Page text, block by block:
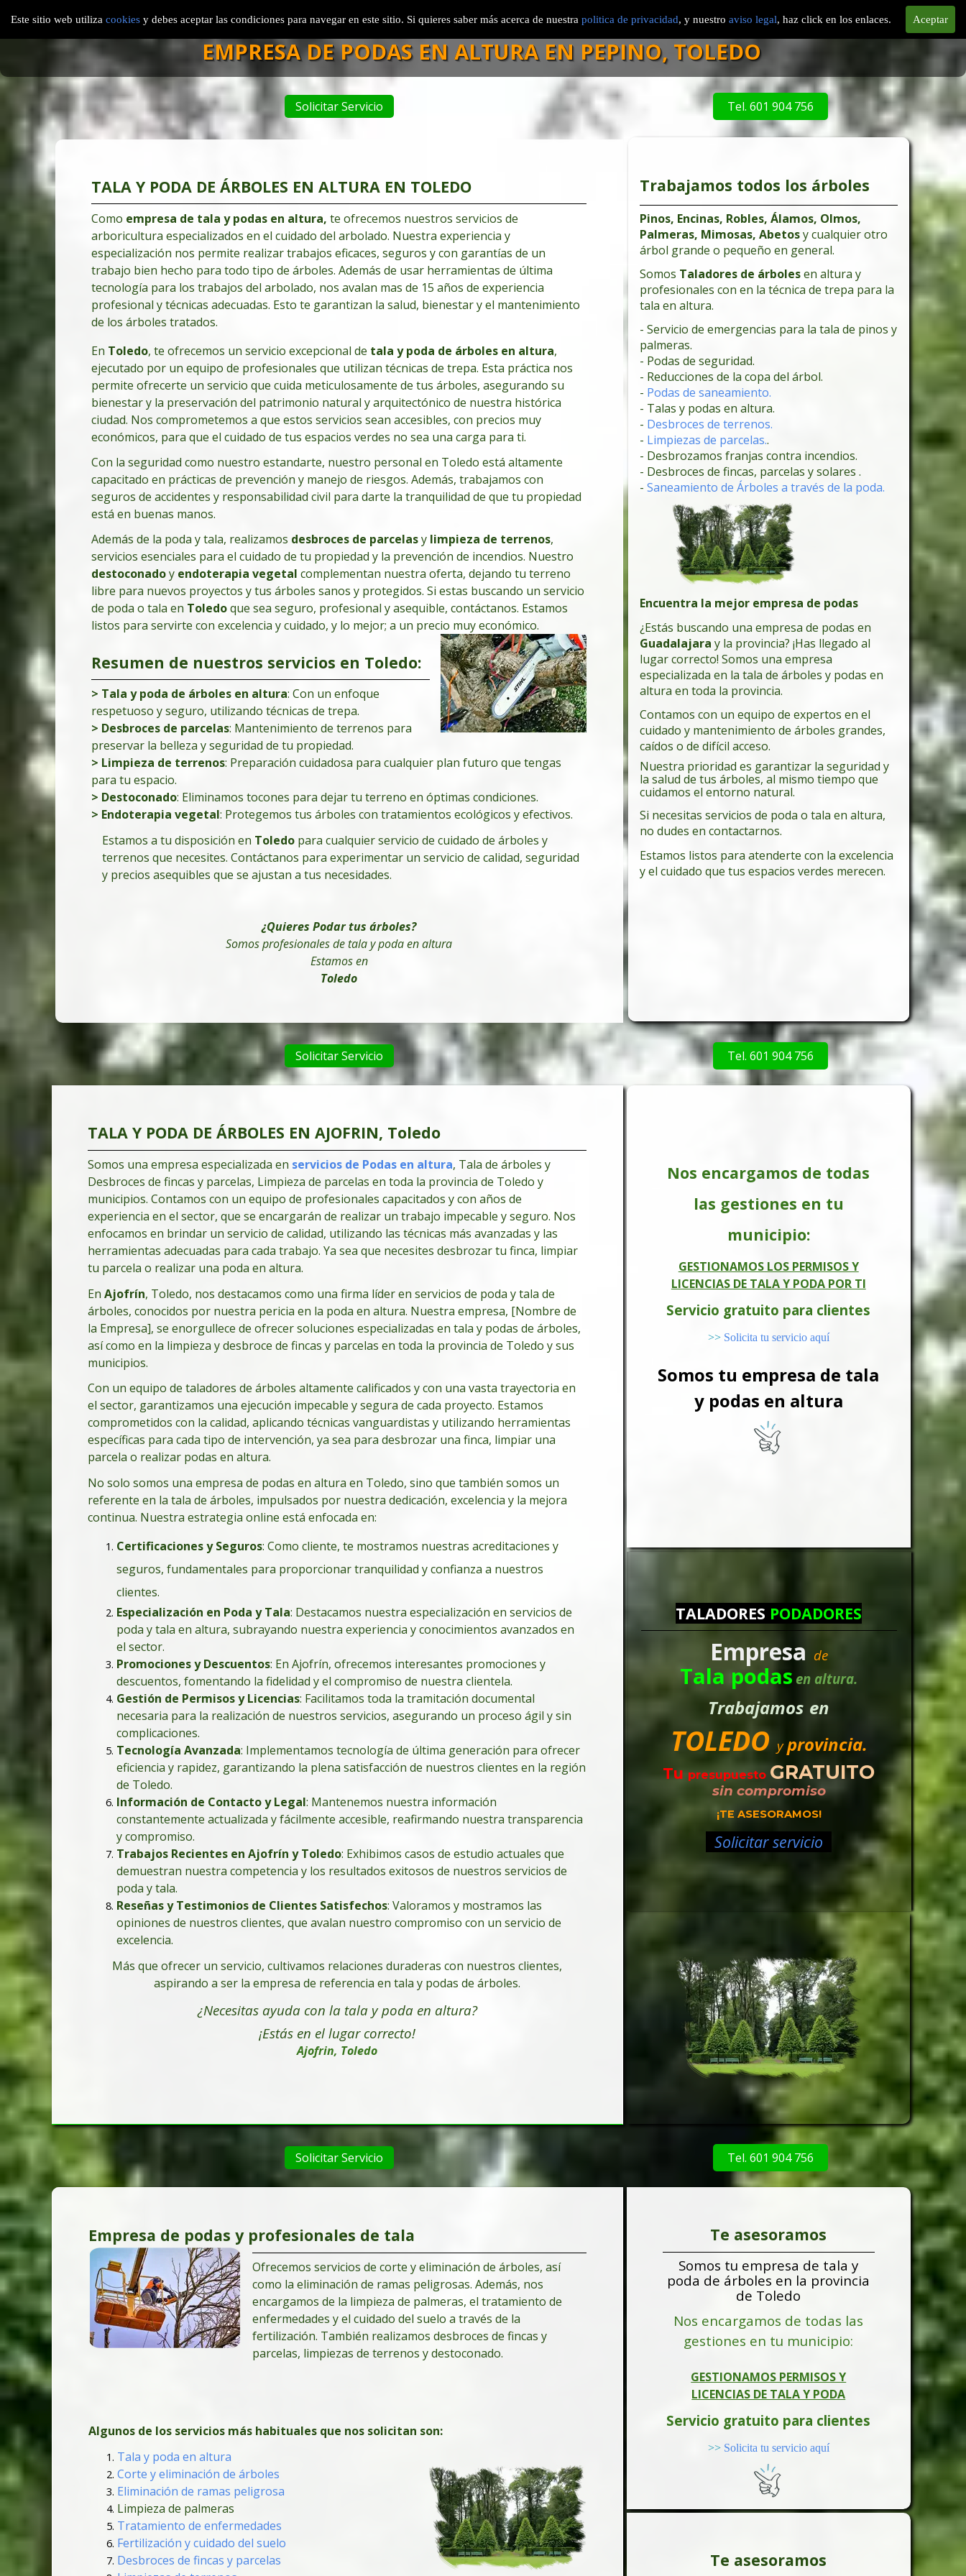
Este sitio web utiliza cookies y debes aceptar las condiciones para navegar en este sitio. Si quieres saber más acerca de nuestra politica de privacidad, y nuestro aviso legal, haz click en los enlaces. Aceptar
Guadalajara
EMPRESA DE PODAS EN ALTURA EN PEPINO, TOLEDO
Tel. 601 904 756
Solicitar Servicio
TALA Y PODA DE ÁRBOLES EN ALTURA EN TOLEDO
Como empresa de tala y podas en altura, te ofrecemos nuestros servicios de
arboricultura especializados en el cuidado del arbolado. Nuestra experiencia y
especialización nos permite realizar trabajos eficaces, seguros y con garantías de un
trabajo bien hecho para todo tipo de árboles. Además de usar herramientas de última
tecnología para los trabajos del arbolado, nos avalan mas de 15 años de experiencia
profesional y técnicas adecuadas. Esto te garantizan la salud, bienestar y el mantenimiento
de los árboles tratados.
En Toledo, te ofrecemos un servicio excepcional de tala y poda de árboles en altura,
ejecutado por un equipo de profesionales que utilizan técnicas de trepa. Esta práctica nos
permite ofrecerte un servicio que cuida meticulosamente de tus árboles, asegurando su
bienestar y la preservación del patrimonio natural y arquitectónico de nuestra histórica
ciudad. Nos comprometemos a que estos servicios sean accesibles, con precios muy
económicos, para que el cuidado de tus espacios verdes no sea una carga para ti.
Con la seguridad como nuestro estandarte, nuestro personal en Toledo está altamente
capacitado en prácticas de prevención y manejo de riesgos. Además, trabajamos con
seguros de accidentes y responsabilidad civil para darte la tranquilidad de que tu propiedad
está en buenas manos.
Además de la poda y tala, realizamos desbroces de parcelasy limpieza de terrenos,
servicios esenciales para el cuidado de tu propiedad y la prevención de incendios. Nuestro
destoconadoy endoterapia vegetal complementan nuestra oferta, dejando tu terreno
libre para nuevos proyectos y tus árboles sanos y protegidos. Si estas buscando un servicio
de poda o tala en Toledoque sea seguro, profesional y asequible, contáctanos. Estamos
listos para servirte con excelencia y cuidado, y lo mejor; a un precio muy económico.
Resumen de nuestros servicios en Toledo:
> Tala y poda de árboles en altura: Con un enfoque
respetuoso y seguro, utilizando técnicas de trepa.
> Desbroces de parcelas: Mantenimiento de terrenos para
preservar la belleza y seguridad de tu propiedad.
> Limpieza de terrenos: Preparación cuidadosa para cualquier plan futuro que tengas
para tu espacio.
> Destoconado: Eliminamos tocones para dejar tu terreno en óptimas condiciones.
> Endoterapia vegetal: Protegemos tus árboles con tratamientos ecológicos y efectivos.
Estamos a tu disposición en Toledo para cualquier servicio de cuidado de árboles y
terrenos que necesites. Contáctanos para experimentar un servicio de calidad, seguridad
y precios asequibles que se ajustan a tus necesidades.
¿Quieres Podar tus árboles?
Somos profesionales de tala y poda en altura
Estamos en
Toledo
Solicitar Servicio
TALA Y PODA DE ÁRBOLES EN AJOFRIN, Toledo
Somos una empresa especializada en servicios de Podas en altura, Tala de árboles y
Desbroces de fincas y parcelas, Limpieza de parcelas en toda la provincia de Toledo y
municipios. Contamos con un equipo de profesionales capacitados y con años de
experiencia en el sector, que se encargarán de realizar un trabajo impecable y seguro. Nos
enfocamos en brindar un servicio de calidad, utilizando las técnicas más avanzadas y las
herramientas adecuadas para cada trabajo. Ya sea que necesites desbrozar tu finca, limpiar
tu parcela o realizar una poda en altura.
EnAjofrín, Toledo, nos destacamos como una firma líder en servicios de poda y tala de
árboles, conocidos por nuestra pericia en la poda en altura. Nuestra empresa, [Nombre de
la Empresa], se enorgullece de ofrecer soluciones especializadas en tala y podas de árboles,
así como en la limpieza y desbroce de fincas y parcelas en toda la provincia de Toledo y sus
municipios.
Con un equipo de taladores de árboles altamente calificados y con una vasta trayectoria en
el sector, garantizamos una ejecución impecable y segura de cada proyecto. Estamos
comprometidos con la calidad, aplicando técnicas vanguardistas y utilizando herramientas
específicas para cada tipo de intervención, ya sea para desbrozar una finca, limpiar una
parcela o realizar podas en altura.
No solo somos una empresa de podas en altura en Toledo, sino que también somos un
referente en la tala de árboles, impulsados por nuestra dedicación, excelencia y la mejora
continua. Nuestra estrategia online está enfocada en:
Certificaciones y Seguros: Como cliente, te mostramos nuestras acreditaciones y
seguros, fundamentales para proporcionar tranquilidad y confianza a nuestros
clientes.
Especialización en Poda y Tala: Destacamos nuestra especialización en servicios de
poda y tala en altura, subrayando nuestra experiencia y conocimientos avanzados en
el sector.
Promociones y Descuentos: En Ajofrín, ofrecemos interesantes promociones y
descuentos, fomentando la fidelidad y el compromiso de nuestra clientela.
Gestión de Permisos y Licencias: Facilitamos toda la tramitación documental
necesaria para la realización de nuestros servicios, asegurando un proceso ágil y sin
complicaciones.
Tecnología Avanzada: Implementamos tecnología de última generación para ofrecer
eficiencia y rapidez, garantizando la plena satisfacción de nuestros clientes en la región
de Toledo.
Información de Contacto y Legal: Mantenemos nuestra información
constantemente actualizada y fácilmente accesible, reafirmando nuestra transparencia
y compromiso.
Trabajos Recientes en Ajofrín y Toledo: Exhibimos casos de estudio actuales que
demuestran nuestra competencia y los resultados exitosos de nuestros servicios de
poda y tala.
Reseñas y Testimonios de Clientes Satisfechos: Valoramos y mostramos las
opiniones de nuestros clientes, que avalan nuestro compromiso con un servicio de
excelencia.
Más que ofrecer un servicio, cultivamos relaciones duraderas con nuestros clientes,
aspirando a ser la empresa de referencia en tala y podas de árboles.
¿Necesitas ayuda con la tala y poda en altura?
¡Estás en el lugar correcto!
Ajofrin, Toledo
Trabajamos todos los árboles
Pinos, Encinas, Robles, Álamos, Olmos,
Palmeras, Mimosas, Abetosy cualquier otro
árbol grande o pequeño en general.
Somos Taladores de árbolesen altura y
profesionales con en la técnica de trepa para la
tala en altura.
- Servicio de emergencias para la tala de pinos y
palmeras.
- Podas de seguridad.
- Reducciones de la copa del árbol.
- Podas de saneamiento.
- Talas y podas en altura.
- Desbroces de terrenos.
- Limpiezas de parcelas..
- Desbrozamos franjas contra incendios.
- Desbroces de fincas, parcelas y solares .
- Saneamiento de Árboles a través de la poda.
Encuentra la mejor empresa de podas
¿Estás buscando una empresa de podas en
Guadalajara y la provincia? ¡Has llegado al
lugar correcto! Somos una empresa
especializada en la tala de árboles y podas en
altura en toda la provincia.
Contamos con un equipo de expertos en el
cuidado y mantenimiento de árboles grandes,
caídos o de difícil acceso.
Nuestra prioridad es garantizar la seguridad y
la salud de tus árboles, al mismo tiempo que
cuidamos el entorno natural.
Si necesitas servicios de poda o tala en altura,
no dudes en contactarnos.
Estamos listos para atenderte con la excelencia
y el cuidado que tus espacios verdes merecen.
Tel. 601 904 756
Nos encargamos de todas
las gestiones en tu
municipio:
GESTIONAMOS LOS PERMISOS Y
LICENCIAS DE TALA Y PODA POR TI
Servicio gratuito para clientes
>> Solicita tu servicio aquí
Somos tu empresa de tala
y podas en altura
TALADORES PODADORES
Empresa de
Tala podas en altura.
Trabajamos en
TOLEDO yprovincia.
Tu presupuesto GRATUITO
sin compromiso
¡TE ASESORAMOS!
Solicitar servicio
Solicitar Servicio
Empresa de podas y profesionales de tala
Ofrecemos servicios de corte y eliminación de árboles, así
como la eliminación de ramas peligrosas. Además, nos
encargamos de la limpieza de palmeras, el tratamiento de
enfermedades y el cuidado del suelo a través de la
fertilización. También realizamos desbroces de fincas y
parcelas, limpiezas de terrenos y destoconado.
Algunos de los servicios más habituales que nos solicitan son:
Tala y poda en altura
Corte y eliminación de árboles
Eliminación de ramas peligrosa
Limpieza de palmeras
Tratamiento de enfermedades
Fertilización y cuidado del suelo
Desbroces de fincas y parcelas
Tel. 601 904 756
Te asesoramos
Somos tu empresa de tala y
poda de árboles en la provincia
de Toledo
Nos encargamos de todas las
gestiones en tu municipio:
GESTIONAMOS PERMISOS Y
LICENCIAS DE TALA Y PODA
Servicio gratuito para clientes
>> Solicita tu servicio aquí
Te asesoramos